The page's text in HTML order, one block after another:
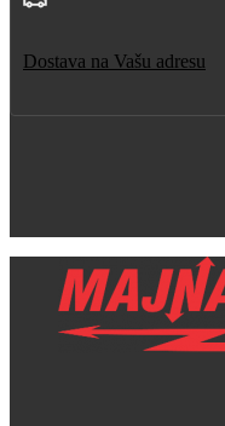
Dostava na Vašu adresu